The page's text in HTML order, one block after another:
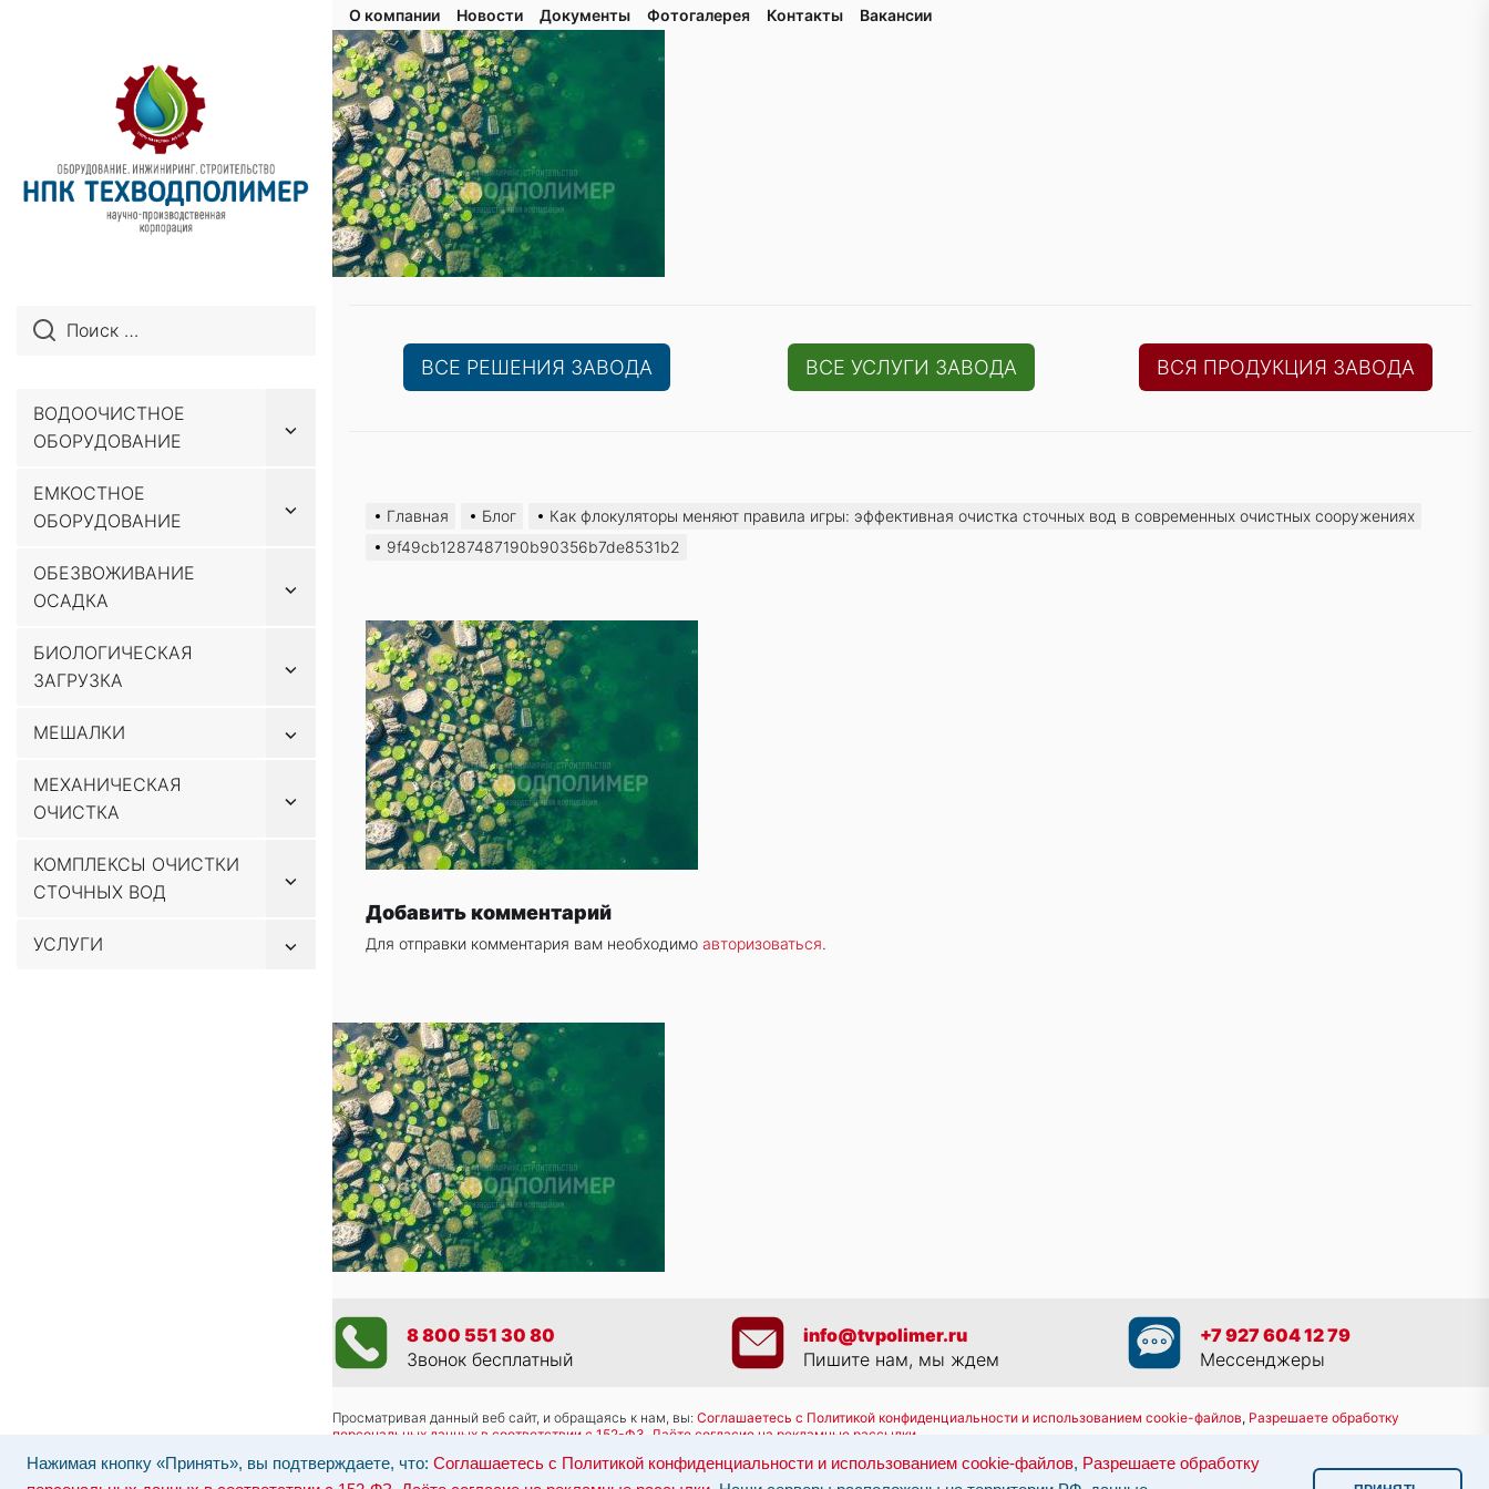
Нажимая кнопку «Принять», вы подтверждаете, что: Соглашаетесь с Политикой конфиденциальности и использованием cookie-файлов, Разрешаете обработку
ВСЕ РЕШЕНИЯ ЗАВОДА ВСЕ УСЛУГИ ЗАВОДА ВСЯ ПРОДУКЦИЯ ЗАВОДА
содержимому
ВОДООЧИСТНОЕ
ОБОРУДОВАНИЕ
Показывать
ЕМКОСТНОЕ
ОБОРУДОВАНИЕ
Показывать
ОБЕЗВОЖИВАНИЕ
ОСАДКА
Показывать
БИОЛОГИЧЕСКАЯ
ЗАГРУЗКА
Показывать
МЕШАЛКИ
Показывать
МЕХАНИЧЕСКАЯ
ОЧИСТКА
Показывать
КОМПЛЕКСЫ ОЧИСТКИ
СТОЧНЫХ ВОД
Показывать
УСЛУГИ
Показывать
Главная Блог
Как флокуляторы меняют правила игры: эффективная очистка сточных вод в современных очистных сооружениях
9f49cb1287487190b90356b7de8531b2
Добавить комментарий
Для отправки комментария вам необходимо авторизоваться.
О компании Новости Документы Фотогалерея Контaкты Вакaнсии
8 800 551 30 80
Звонок бесплатный
info@tvpolimer.ru
Пишите нам, мы ждем
+7 927 604 12 79
Мессенджеры
Просматривая данный веб сайт, и обращаясь к нам, вы: Соглашаетесь с Политикой конфиденциальности и использованием cookie-файлов, Разрешаете обработку
персональных данных в соответствии с 152-ФЗ Даёте согласие на рекламные рассылки
Наши серверы расположены на территории РФ, данные обрабатываются в соответствии с российским законодательством.Информация о сервере и хостинге.